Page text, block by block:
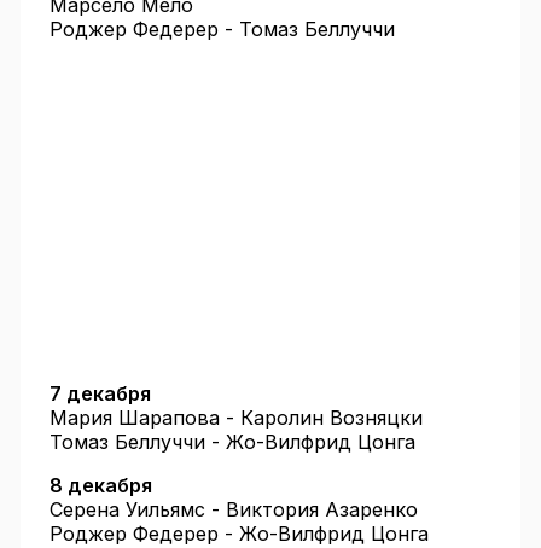
Марсело Мело
Роджер Федерер - Томаз Беллуччи
7 декабря
Мария Шарапова - Каролин Возняцки
Томаз Беллуччи - Жо-Вилфрид Цонга
8 декабря
Серена Уильямс - Виктория Азаренко
Роджер Федерер - Жо-Вилфрид Цонга